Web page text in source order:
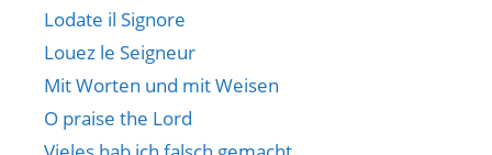
Lodate il Signore
Louez le Seigneur
Mit Worten und mit Weisen
O praise the Lord